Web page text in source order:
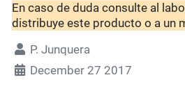
En caso de duda consulte al
distribuye este producto o a un
P. Junquera
December 27 2017